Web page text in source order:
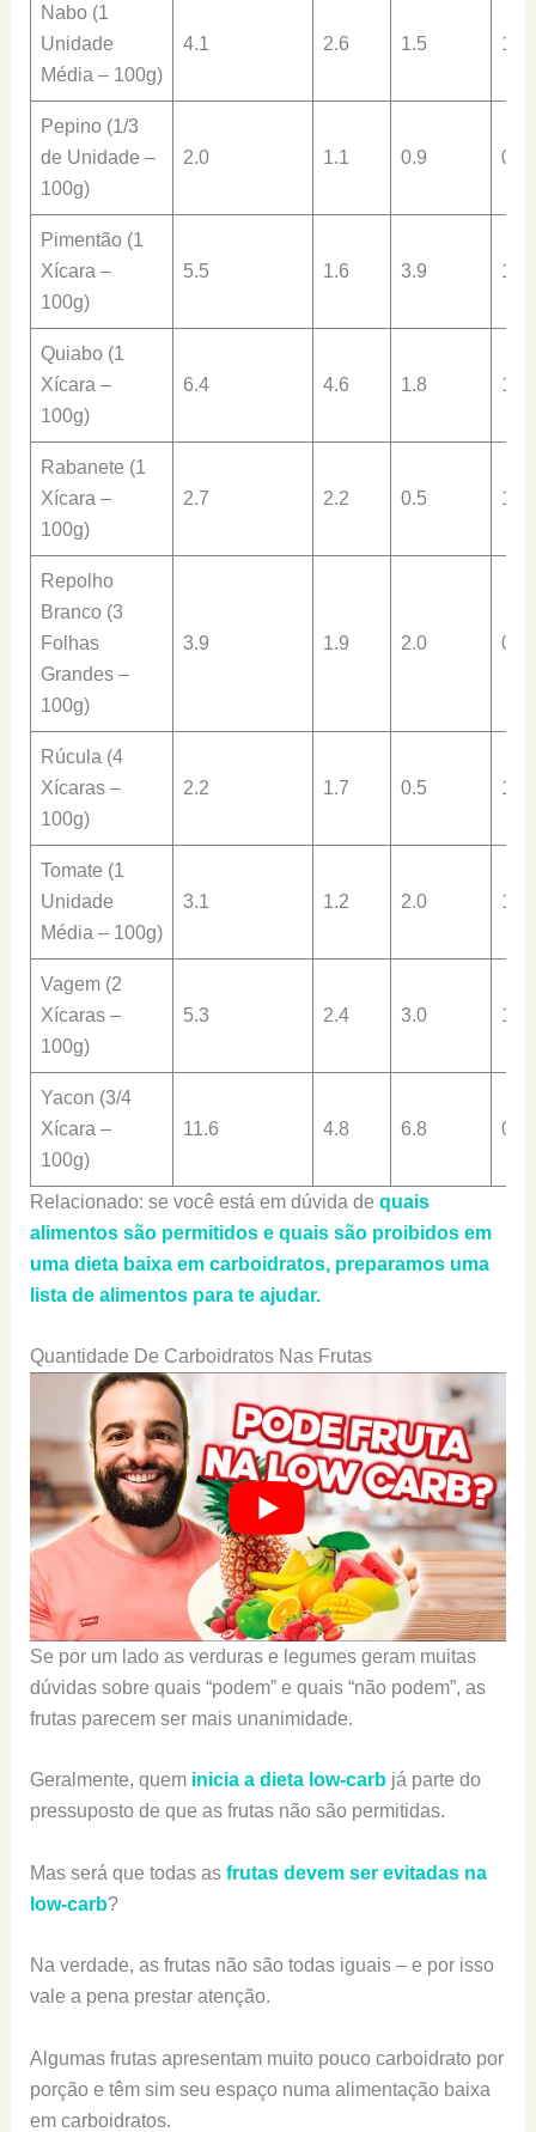
Nabo (1
Unidade
Média – 100g)
4.1 2.6 1.5 1.2
Pepino (1/3
de Unidade –
100g)
2.0 1.1 0.9 0.9
Pimentão (1
Xícara –
100g)
5.5 1.6 3.9 1.0
Quiabo (1
Xícara –
100g)
6.4 4.6 1.8 1.9
Rabanete (1
Xícara –
100g)
2.7 2.2 0.5 1.4
Repolho
Branco (3
Folhas
Grandes –
100g)
3.9 1.9 2.0 0.9
Rúcula (4
Xícaras –
100g)
2.2 1.7 0.5 1.8
Tomate (1
Unidade
Média – 100g)
3.1 1.2 2.0 1.1
Vagem (2
Xícaras –
100g)
5.3 2.4 3.0 1.8
Yacon (3/4
Xícara –
100g)
11.6 4.8 6.8 0.8
Relacionado: se você está em dúvida de quais
alimentos são permitidos e quais são proibidos em
uma dieta baixa em carboidratos, preparamos uma
lista de alimentos para te ajudar.
Quantidade De Carboidratos Nas Frutas
Se por um lado as verduras e legumes geram muitas
dúvidas sobre quais “podem” e quais “não podem”, as
frutas parecem ser mais unanimidade.
Geralmente, quem inicia a dieta low-carbjá parte do
pressuposto de que as frutas não são permitidas.
Mas será que todas as frutas devem ser evitadas na
low-carb?
Na verdade, as frutas não são todas iguais – e por isso
vale a pena prestar atenção.
Algumas frutas apresentam muito pouco carboidrato por
porção e têm sim seu espaço numa alimentação baixa
em carboidratos.